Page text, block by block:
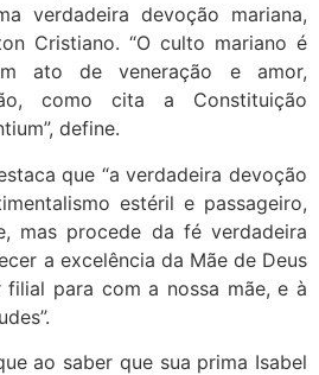
verdadeira devoção mariana,
Cristiano. “O culto mariano é
ato de veneração e amor,
como cita a Constituição
define.
que “a verdadeira devoção
estéril e passageiro,
mas procede da fé verdadeira
a excelência da Mãe de Deus
para com a nossa mãe, e à
ao saber que sua prima Isabel